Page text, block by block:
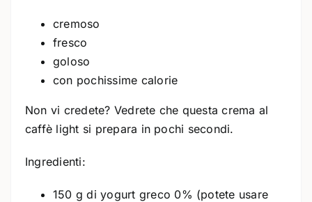
cremoso
fresco
goloso
con pochissime calorie
Non vi credete? Vedrete che questa crema al
caffè light si prepara in pochi secondi.
Ingredienti:
150 g di yogurt greco 0% (potete usare